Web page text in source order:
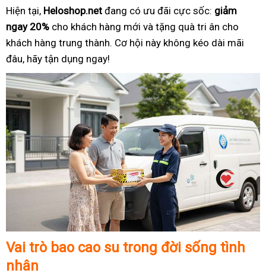
Hiện tại, Heloshop.net đang có ưu đãi cực sốc: giảm
ngay 20% cho khách hàng mới và tặng quà tri ân cho
khách hàng trung thành. Cơ hội này không kéo dài mãi
đâu, hãy tận dụng ngay!
Vai trò bao cao su trong đời sống tình
nhân